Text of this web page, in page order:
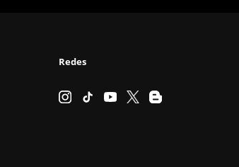
Redes